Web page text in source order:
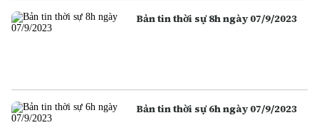
Bản tin thời sự 8h ngày 07/9/2023
Bản tin thời sự 6h ngày 07/9/2023